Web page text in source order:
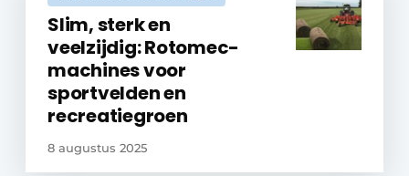
Slim, sterk en
veelzijdig: Rotomec-
machines voor
sportvelden en
recreatiegroen
8 augustus 2025